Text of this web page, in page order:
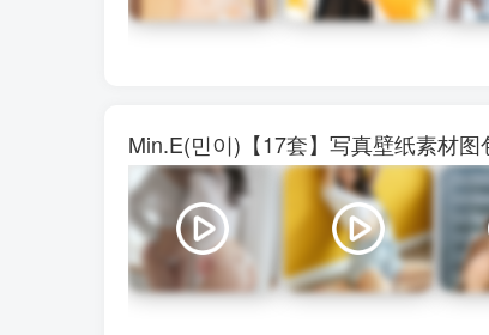
Min.E(민이)【17套】写真壁纸素材图